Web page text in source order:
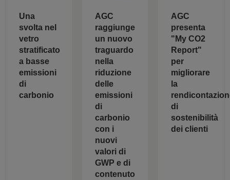
Una
svolta nel
vetro
stratificato
a basse
emissioni
di
carbonio
AGC
raggiunge
un nuovo
traguardo
nella
riduzione
delle
emissioni
di
carbonio
con i
nuovi
valori di
GWP e di
contenuto
AGC
presenta
"My CO2
Report"
per
migliorare
la
di
sostenibilità
dei clienti